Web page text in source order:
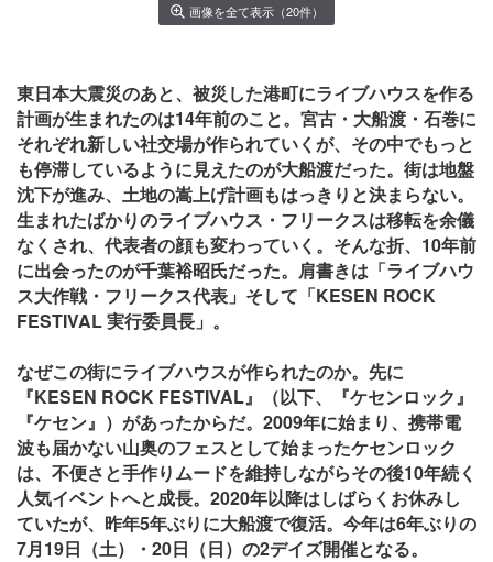
画像を全て表示（20件）
東日本大震災のあと、被災した港町にライブハウスを作る
計画が生まれたのは14年前のこと。宮古・大船渡・石巻に
それぞれ新しい社交場が作られていくが、その中でもっと
も停滞しているように見えたのが大船渡だった。街は地盤
沈下が進み、土地の嵩上げ計画もはっきりと決まらない。
生まれたばかりのライブハウス・フリークスは移転を余儀
なくされ、代表者の顔も変わっていく。そんな折、10年前
に出会ったのが千葉裕昭氏だった。肩書きは「ライブハウ
ス大作戦・フリークス代表」そして「KESEN ROCK
FESTIVAL 実行委員長」。
なぜこの街にライブハウスが作られたのか。先に
『KESEN ROCK FESTIVAL』（以下、『ケセンロック』
『ケセン』）があったからだ。2009年に始まり、携帯電
波も届かない山奥のフェスとして始まったケセンロック
は、不便さと手作りムードを維持しながらその後10年続く
人気イベントへと成長。2020年以降はしばらくお休みし
ていたが、昨年5年ぶりに大船渡で復活。今年は6年ぶりの
7月19日（土）・20日（日）の2デイズ開催となる。